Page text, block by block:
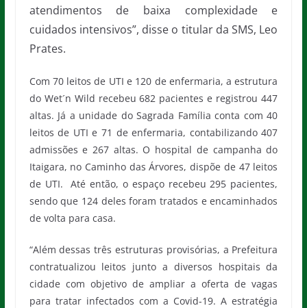
atendimentos de baixa complexidade e
cuidados intensivos”, disse o titular da SMS, Leo
Prates.
Com 70 leitos de UTI e 120 de enfermaria, a estrutura
do Wet´n Wild recebeu 682 pacientes e registrou 447
altas. Já a unidade do Sagrada Família conta com 40
leitos de UTI e 71 de enfermaria, contabilizando 407
admissões e 267 altas. O hospital de campanha do
Itaigara, no Caminho das Árvores, dispõe de 47 leitos
de UTI. Até então, o espaço recebeu 295 pacientes,
sendo que 124 deles foram tratados e encaminhados
de volta para casa.
“Além dessas três estruturas provisórias, a Prefeitura
contratualizou leitos junto a diversos hospitais da
cidade com objetivo de ampliar a oferta de vagas
para tratar infectados com a Covid-19. A estratégia